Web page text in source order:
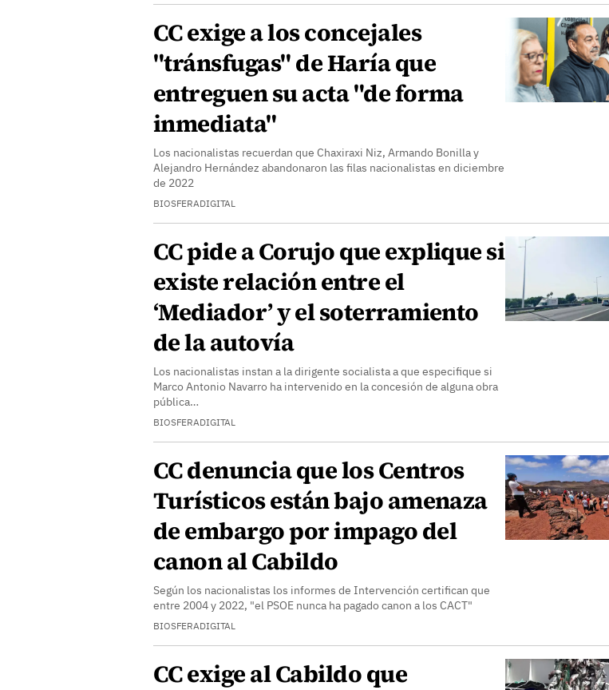
CC exige a los concejales
"tránsfugas" de Haría que
entreguen su acta "de forma
inmediata"
Los nacionalistas recuerdan que Chaxiraxi Niz, Armando Bonilla y
Alejandro Hernández abandonaron las filas nacionalistas en diciembre
de 2022
BIOSFERADIGITAL
CC pide a Corujo que explique si
existe relación entre el
‘Mediador’ y el soterramiento
de la autovía
Los nacionalistas instan a la dirigente socialista a que especifique si
Marco Antonio Navarro ha intervenido en la concesión de alguna obra
pública…
BIOSFERADIGITAL
CC denuncia que los Centros
Turísticos están bajo amenaza
de embargo por impago del
canon al Cabildo
Según los nacionalistas los informes de Intervención certifican que
entre 2004 y 2022, "el PSOE nunca ha pagado canon a los CACT"
BIOSFERADIGITAL
CC exige al Cabildo que